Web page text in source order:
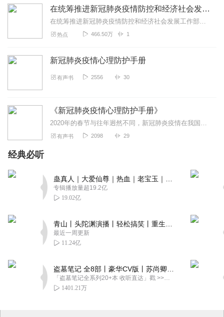
在统筹推进新冠肺炎疫情防控和经济社会发展工作部署会议上的讲话
在统筹推进新冠肺炎疫情防控和经济社会发展工作部署会议上的讲话
热点 466.50万 1
新冠肺炎疫情心理防护手册
有声书 2556 30
《新冠肺炎疫情心理防护手册》
2020年的春节与往年迥然不同，新冠肺炎疫情在我国湖北武汉肆虐而起，一场关系到全国人民生命健康的疫情防控阻击战已经打响。面对来势汹汹...
有声书 2098 29
经典必听
专辑播放量超19.2亿
19.02亿
最近一周更新
11.24亿
「盗墓笔记全系列20+本 收听直达」戳 >>改编自南派三叔同名作品，腾讯音乐娱乐集团出品，冠声文化制作，...
1401.21万